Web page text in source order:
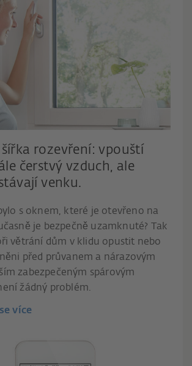
šířka rozevření: vpouští
čerstvý vzduch, ale
venku.
s oknem, které je otevřeno na
je bezpečně uzamknuté? Tak
větrání dům v klidu opustit nebo
před průvanem a nárazovým
zabezpečeným spárovým
žádný problém.
více